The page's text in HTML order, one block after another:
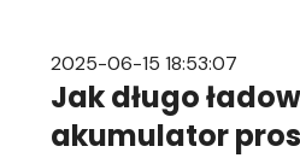
2025-06-15 18:53:07
Jak długo
akumulator